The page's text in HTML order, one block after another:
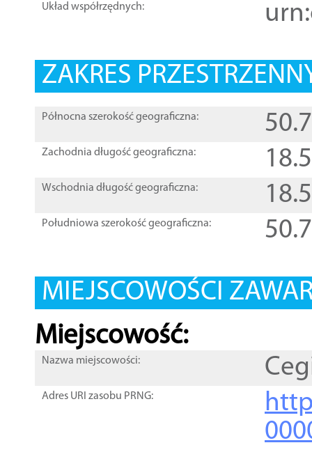
Układ współrzędnych:
ZAKRES
Północna szerokość geograficzna:
Zachodnia długość geograficzna:
Wschodnia długość geograficzna:
Południowa szerokość geograficzna:
MIEJSCOWOŚCI
Miejscowość:
Nazwa miejscowości:
Adres URI zasobu PRNG: